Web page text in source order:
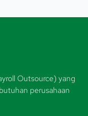
Outsource) yang
perusahaan